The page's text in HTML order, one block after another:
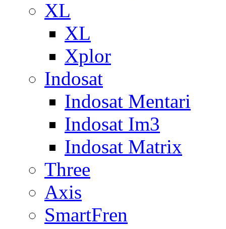
XL
XL
Xplor
Indosat
Indosat Mentari
Indosat Im3
Indosat Matrix
Three
Axis
SmartFren